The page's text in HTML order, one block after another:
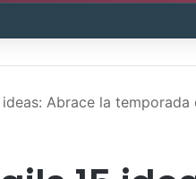
ideas: Abrace la